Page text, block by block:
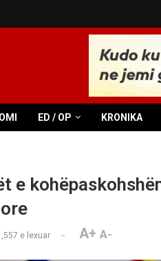
ED / OP KRONIKA
e
e lexuar A+ A-